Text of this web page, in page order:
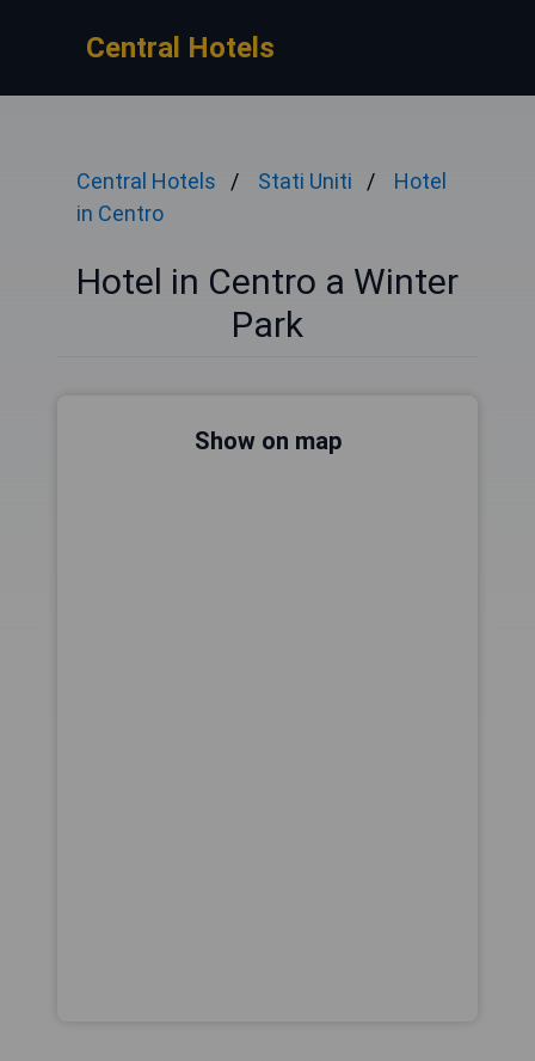
Central Hotels
Central Hotels Stati Uniti
Hotel
in Centro
Hotel in Centro a Winter
Park
Show on map